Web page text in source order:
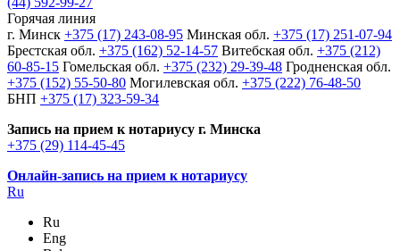
Горячая линия
г. Минск +375 (17) 243-08-95 Минская обл. +375 (17) 251-07-94
Брестская обл. +375 (162) 52-14-57 Витебская обл. +375 (212)
60-85-15 Гомельская обл. +375 (232) 29-39-48 Гродненская обл.
+375 (152) 55-50-80 Могилевская обл. +375 (222) 76-48-50
БНП +375 (17) 323-59-34
Запись на прием к нотариусу г. Минска
+375 (29) 114-45-45
Онлайн-запись на прием к нотариусу
Ru
Ru
Eng